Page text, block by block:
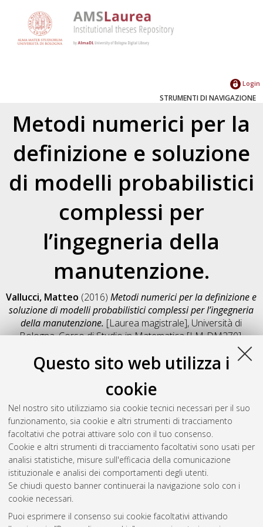
Questo sito web utilizza i
cookie
Nel nostro sito utilizziamo sia cookie tecnici necessari per il suo
funzionamento, sia cookie e altri strumenti di tracciamento
facoltativi che potrai attivare solo con il tuo consenso.
Cookie e altri strumenti di tracciamento facoltativi sono usati per
analisi statistiche, misure sull'efficacia della comunicazione
istituzionale e analisi dei comportamenti degli utenti.
Se chiudi questo banner continuerai la navigazione solo con i
cookie necessari.
Puoi esprimere il consenso sui cookie facoltativi attivando
Login
STRUMENTI DI NAVIGAZIONE
Metodi numerici per la
definizione e soluzione
di modelli probabilistici
complessi per
l’ingegneria della
manutenzione.
Vallucci, Matteo (2016)Metodi numerici per la definizione e
soluzione di modelli probabilistici complessi per l’ingegneria
della manutenzione. [Laurea magistrale], Università di
Bologna, Corso di Studio inMatematica [LM-DM270],
Salva citazione
Condividi
Il full-text non è disponibile per scelta dell'autore. (
Abstract
Altri metadati
Gestione del documento:
Atom